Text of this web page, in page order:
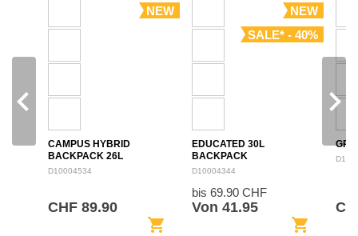
NEW
CAMPUS HYBRID
BACKPACK 26L
D10004534
CHF 89.90
shopping_cart
NEW
SALE* - 40%
EDUCATED 30L
BACKPACK
D10004344
bis 69.90 CHF
Von 41.95
shopping_cart
navigate_before navigate_next